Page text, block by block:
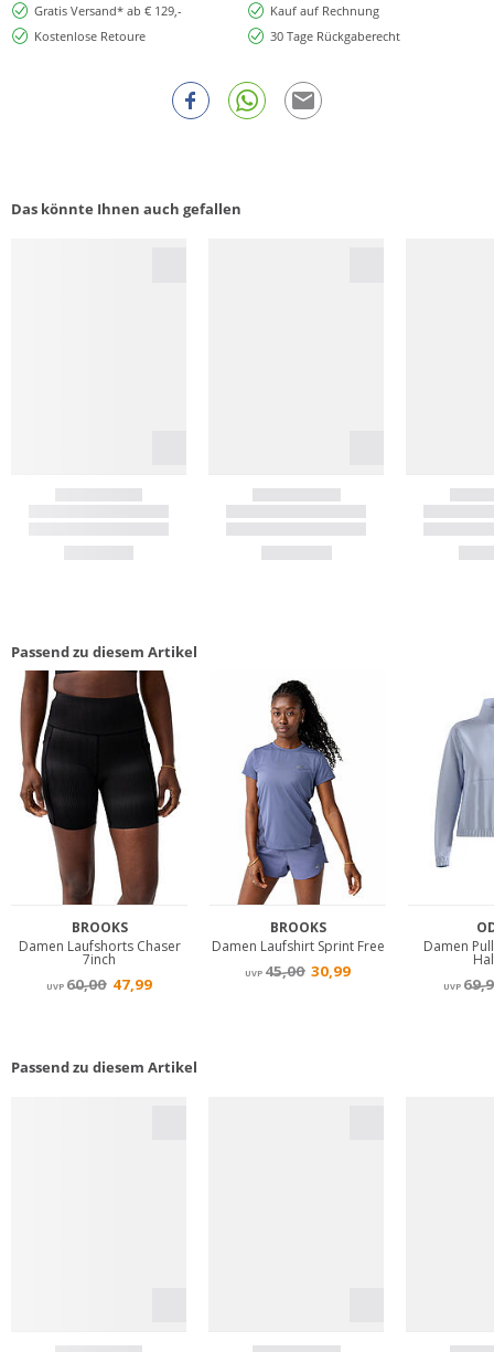
Gratis Versand* ab € 129,-
Kauf auf Rechnung
Kostenlose Retoure
30 Tage Rückgaberecht
Das könnte Ihnen auch gefallen
Passend zu diesem Artikel
Passend zu diesem Artikel